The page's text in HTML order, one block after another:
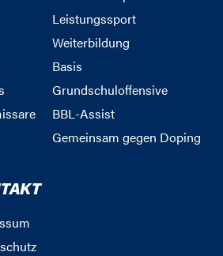
Leistungssport
Weiterbildung
Basis
Grundschuloffensive
BBL-Assist
Gemeinsam gegen Doping